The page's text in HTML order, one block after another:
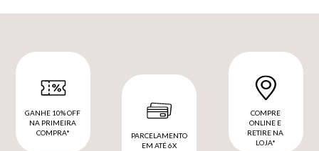
GANHE 10% OFF
NA PRIMEIRA
COMPRA*
PARCELAMENTO
EM ATÉ 6X
COMPRE
ONLINE E
RETIRE NA
LOJA*